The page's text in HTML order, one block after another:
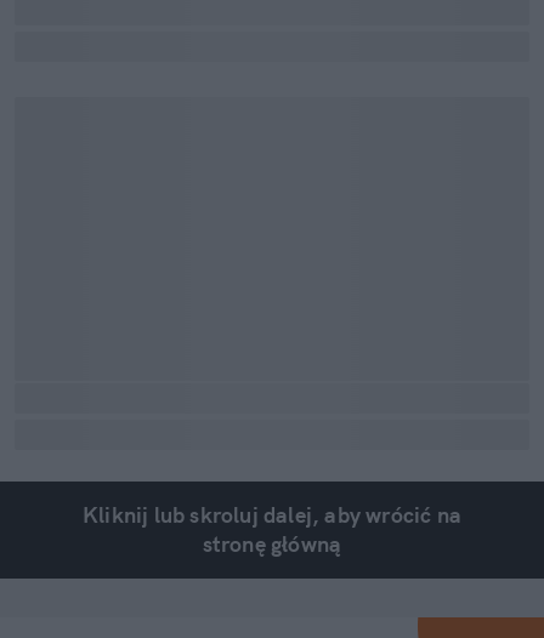
Kliknij lub skroluj dalej, aby wrócić na
stronę główną